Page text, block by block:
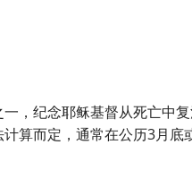
，纪念耶稣基督从死亡中
算而定，通常在公历3月底